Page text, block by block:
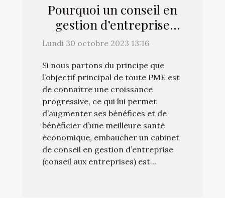
Pourquoi un conseil en
gestion d’entreprise
favorise-t-il la
Lundi 30 octobre 2023 13:16
Si nous partons du principe que
l’objectif principal de toute PME est
de connaître une croissance
progressive, ce qui lui permet
d’augmenter ses bénéfices et de
bénéficier d’une meilleure santé
économique, embaucher un cabinet
de conseil en gestion d’entreprise
(conseil aux entreprises) est...